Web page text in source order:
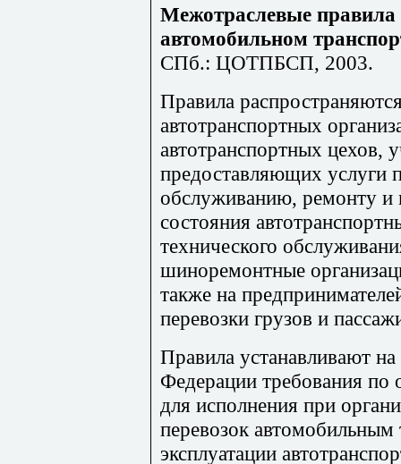
Межотраслевые правила
автомобильном
СПб.: ЦОТПБСП, 2003.
Правила
автотранспортных
автотранспортных цехов,
предоставляющих услуги
обслуживанию, ремонту и
состояния
технического
шиноремонтные
также на
перевозки грузов и
Правила устанавливают
Федерации требования по
для исполнения при
перевозок
эксплуатации